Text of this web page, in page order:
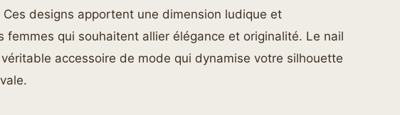
Ces designs apportent une dimension ludique et
femmes qui souhaitent allier élégance et originalité. Le nail
accessoire de mode qui dynamise votre silhouette